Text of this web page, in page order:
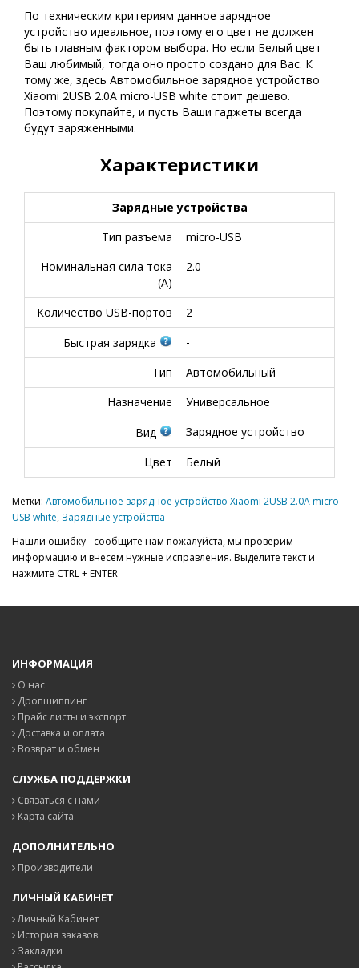
По техническим критериям данное зарядное
устройство идеальное, поэтому его цвет не должен
быть главным фактором выбора. Но если Белый цвет
Ваш любимый, тогда оно просто создано для Вас. К
тому же, здесь Автомобильное зарядное устройство
Xiaomi 2USB 2.0A micro-USB white стоит дешево.
Поэтому покупайте, и пусть Ваши гаджеты всегда
будут заряженными.
Характеристики
Зарядные устройства
Тип разъема
micro-USB
Номинальная сила тока
(А)
2.0
Количество USB-портов
2
Быстрая зарядка
-
Тип
Автомобильный
Назначение
Универсальное
Вид
Зарядное устройство
Цвет
Белый
Метки: Автомобильное зарядное устройство Xiaomi 2USB 2.0A micro-
USB white, Зарядные устройства
Нашли ошибку - сообщите нам пожалуйста, мы проверим
информацию и внесем нужные исправления. Выделите текст и
нажмите CTRL + ENTER
ИНФОРМАЦИЯ
О нас
Дропшиппинг
Прайс листы и экспорт
Доставка и оплата
Возврат и обмен
СЛУЖБА ПОДДЕРЖКИ
Связаться с нами
Карта сайта
ДОПОЛНИТЕЛЬНО
Производители
ЛИЧНЫЙ КАБИНЕТ
Личный Кабинет
История заказов
Закладки